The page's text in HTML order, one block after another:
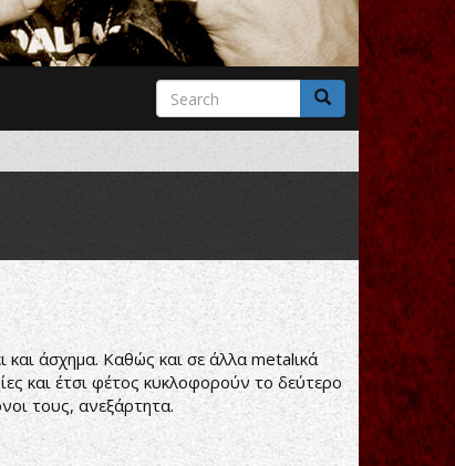
Search
form
Search
άσχημα. Καθώς και σε άλλα metalικά
και έτσι φέτος κυκλοφορούν το δεύτερο
τους, ανεξάρτητα.